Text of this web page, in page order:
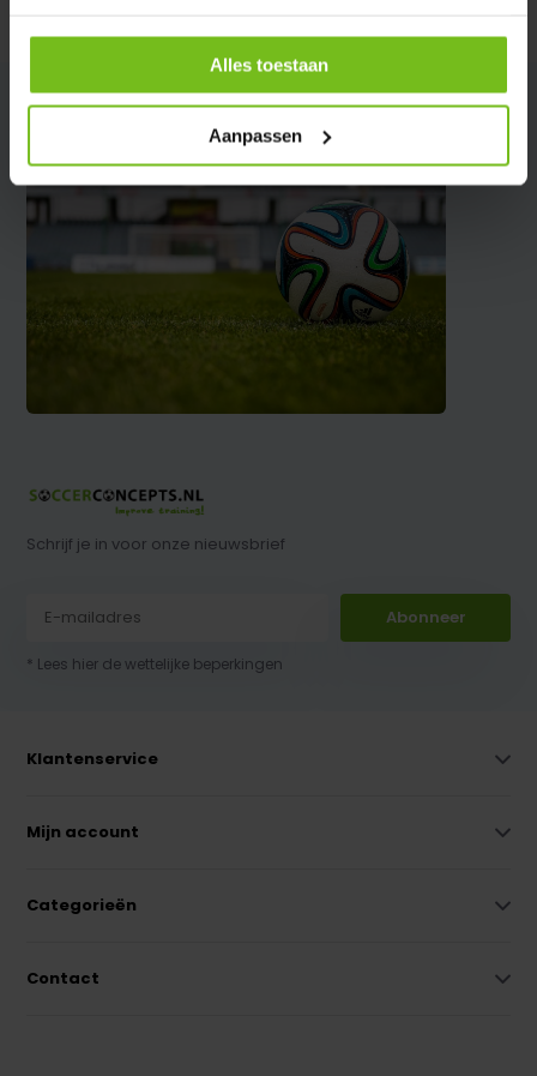
Alles toestaan
Aanpassen
Schrijf je in voor onze nieuwsbrief
Abonneer
* Lees hier de wettelijke beperkingen
Klantenservice
Mijn account
Categorieën
Contact